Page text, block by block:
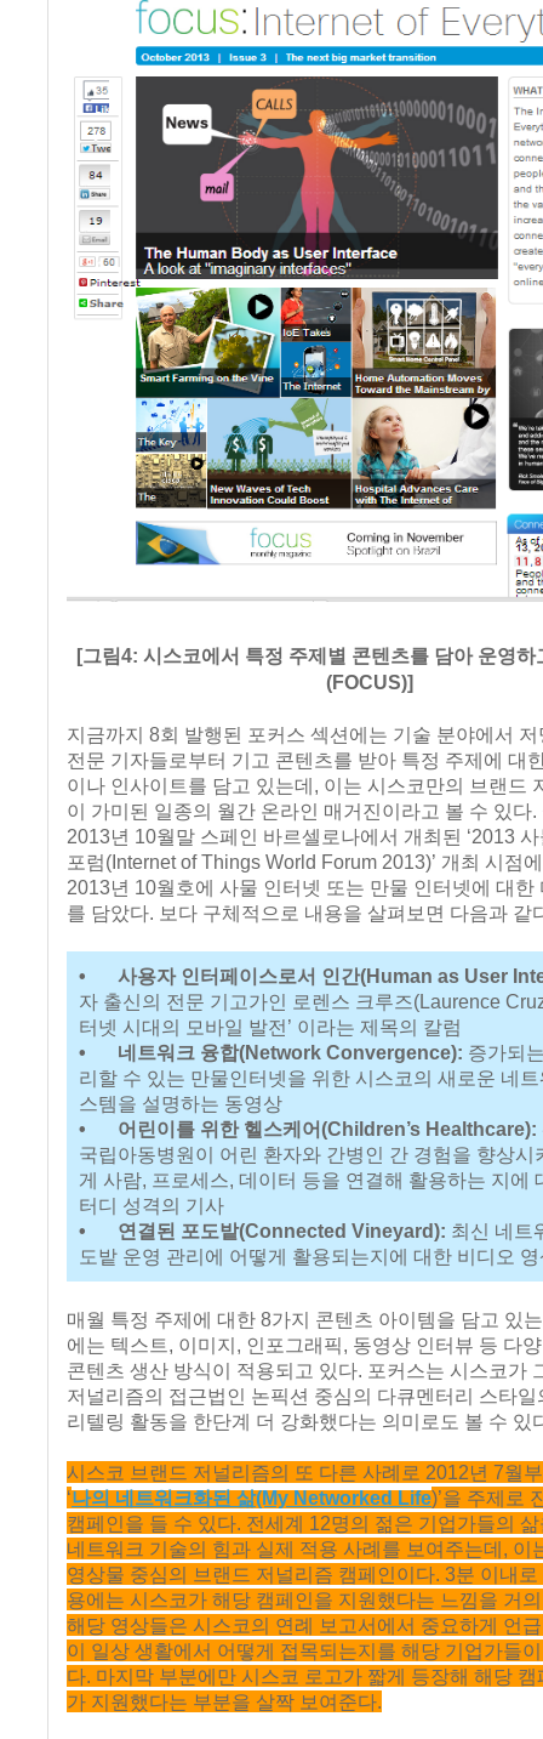
[그림4: 시스코에서 특정 주제별 콘텐츠를 담아 운영하
(FOCUS)]
지금까지 8회 발행된 포커스 섹션에는 기술 분야에서
전문 기자들로부터 기고 콘텐츠를 받아 특정 주제에 대
이나 인사이트를 담고 있는데, 이는 시스코만의 브랜드
이 가미된 일종의 월간 온라인 매거진이라고 볼 수 있다.
2013년 10월말 스페인 바르셀로나에서 개최된 ‘2013
포럼(Internet of Things World Forum 2013)’ 개최 시점
2013년 10월호에 사물 인터넷 또는 만물 인터넷에 대한
를 담았다. 보다 구체적으로 내용을 살펴보면 다음과 같
•
사용자 인터페이스로서 인간(Human as User
자 출신의 전문 기고가인 로렌스 크루즈(Laurence
터넷 시대의 모바일 발전’ 이라는 제목의 칼럼
•
네트워크 융합(Network Convergence): 증가되
리할 수 있는 만물인터넷을 위한 시스코의 새로운 네
스템을 설명하는 동영상
•
어린이를 위한 헬스케어(Children’s Healthcare):
국립아동병원이 어린 환자와 간병인 간 경험을 향상시
게 사람, 프로세스, 데이터 등을 연결해 활용하는 지에
터디 성격의 기사
•
연결된 포도밭(Connected Vineyard): 최신 네트
도밭 운영 관리에 어떻게 활용되는지에 대한 비디오
매월 특정 주제에 대한 8가지 콘텐츠 아이템을 담고 있
에는 텍스트, 이미지, 인포그래픽, 동영상 인터뷰 등 다
콘텐츠 생산 방식이 적용되고 있다. 포커스는 시스코가
저널리즘의 접근법인 논픽션 중심의 다큐멘터리 스타
리텔링 활동을 한단계 더 강화했다는 의미로도 볼 수 있
시스코 브랜드 저널리즘의 또 다른 사례로 2012년 7월
‘나의 네트워크화된 삶(My Networked Life)’을 주제로
캠페인을 들 수 있다. 전세계 12명의 젊은 기업가들의
네트워크 기술의 힘과 실제 적용 사례를 보여주는데, 이
영상물 중심의 브랜드 저널리즘 캠페인이다. 3분 이내
용에는 시스코가 해당 캠페인을 지원했다는 느낌을 거
해당 영상들은 시스코의 연례 보고서에서 중요하게 언
이 일상 생활에서 어떻게 접목되는지를 해당 기업가들
다. 마지막 부분에만 시스코 로고가 짧게 등장해 해당
가 지원했다는 부분을 살짝 보여준다.